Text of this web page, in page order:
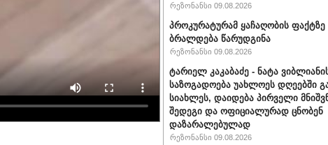
რეზონანსი 09.08.2026
პროკურატურამ ყაჩაღობის
ბრალდება წარუდგინა
რეზონანსი 09.08.2026
ტარიელ კაკაბაძე - ნატა
საზოგადოება უახლოეს დღეებში
სიახლეს, დაიდება პირველი
შედეგი და ოფიციალურად ცნობენ
დაზარალებულად
რეზონანსი 09.08.2026